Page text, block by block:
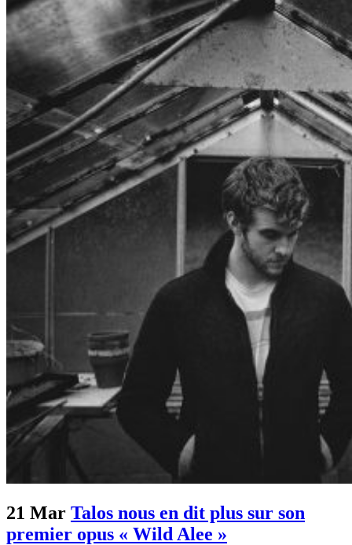
21 Mar Talos nous en dit plus sur son
premier opus « Wild Alee »